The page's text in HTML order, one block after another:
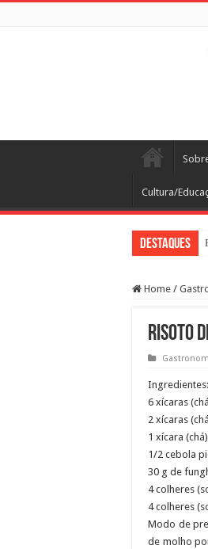
Cultura/
Destaques
Home /
Risoto
Ingredientes:
6 xícaras
2 xícaras
1 xícara
1/2 cebola
30 g de
4 colheres
4 colheres
Modo de
de molho